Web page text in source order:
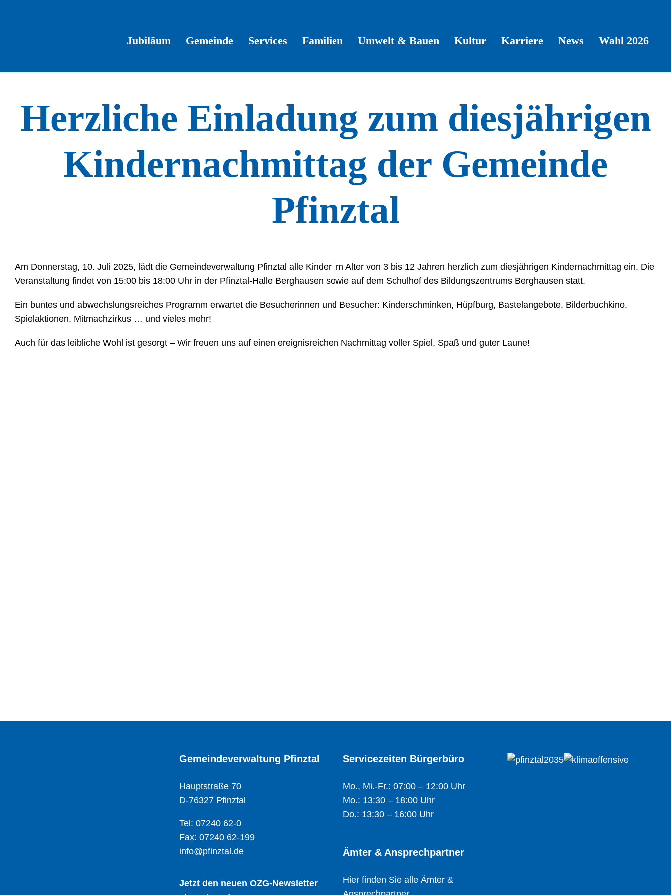
Jubiläum Gemeinde Services Familien Umwelt & Bauen Kultur Karriere News Wahl 2026
Herzliche Einladung zum diesjährigen
Kindernachmittag der Gemeinde
Pfinztal
Am Donnerstag, 10. Juli 2025, lädt die Gemeindeverwaltung Pfinztal alle Kinder im Alter von 3 bis 12 Jahren herzlich zum diesjährigen Kindernachmittag ein. Die
Veranstaltung findet von 15:00 bis 18:00 Uhr in der Pfinztal-Halle Berghausen sowie auf dem Schulhof des Bildungszentrums Berghausen statt.
Ein buntes und abwechslungsreiches Programm erwartet die Besucherinnen und Besucher: Kinderschminken, Hüpfburg, Bastelangebote, Bilderbuchkino,
Spielaktionen, Mitmachzirkus … und vieles mehr!
Auch für das leibliche Wohl ist gesorgt – Wir freuen uns auf einen ereignisreichen Nachmittag voller Spiel, Spaß und guter Laune!
Gemeindeverwaltung Pfinztal
Hauptstraße 70
D-76327 Pfinztal
Tel: 07240 62-0
Fax: 07240 62-199
info@pfinztal.de
Jetzt den neuen OZG-Newsletter
Servicezeiten Bürgerbüro
Mo., Mi.-Fr.: 07:00 – 12:00 Uhr
Mo.: 13:30 – 18:00 Uhr
Do.: 13:30 – 16:00 Uhr
Ämter & Ansprechpartner
Hier finden Sie alle Ämter &